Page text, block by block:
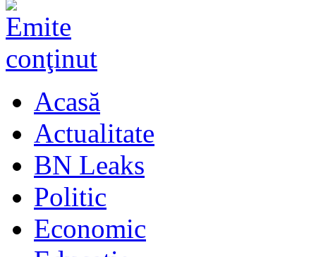
Acasă
Actualitate
BN Leaks
Politic
Economic